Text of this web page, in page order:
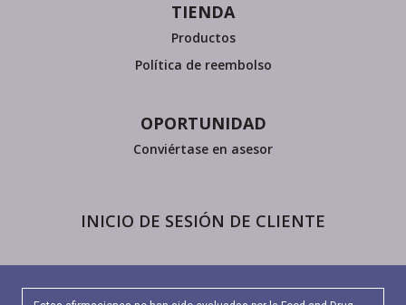
TIENDA
Productos
Política de reembolso
OPORTUNIDAD
Conviértase en asesor
INICIO DE SESIÓN DE CLIENTE